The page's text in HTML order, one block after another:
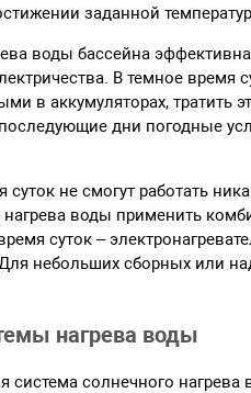
заданной
воды бассейна
В темное время
в аккумуляторах,
дни погодные
суток не смогут работать
воды применить
суток –
небольших сборных или
нагрева воды
система солнечного